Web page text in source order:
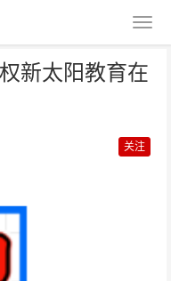
新太阳教育在
关注
阳教